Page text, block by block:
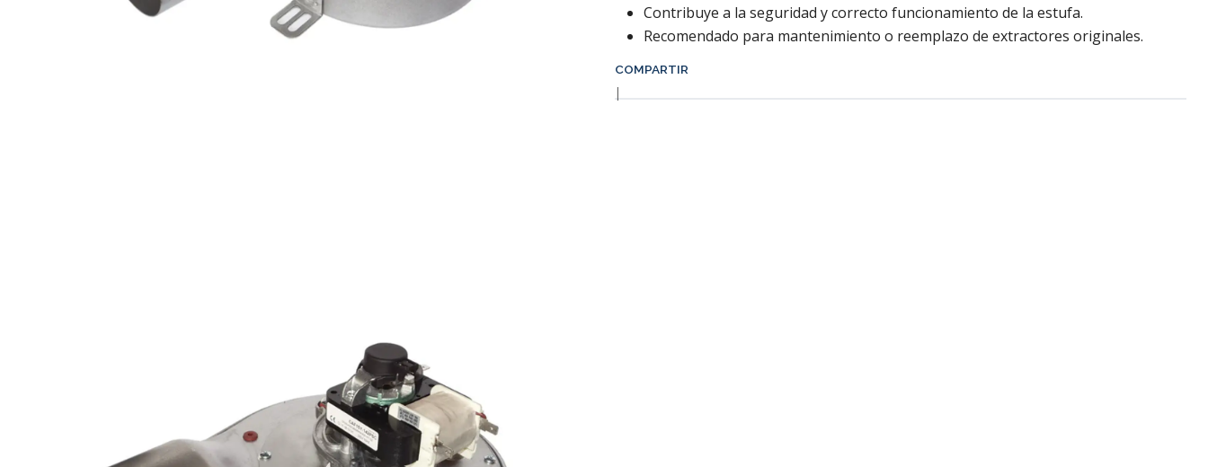
Contribuye a la seguridad y correcto funcionamiento de la estufa.
Recomendado para mantenimiento o reemplazo de extractores originales.
COMPARTIR
|